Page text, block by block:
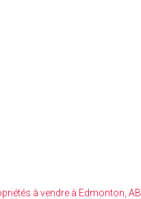
à vendre à Edmonton, AB